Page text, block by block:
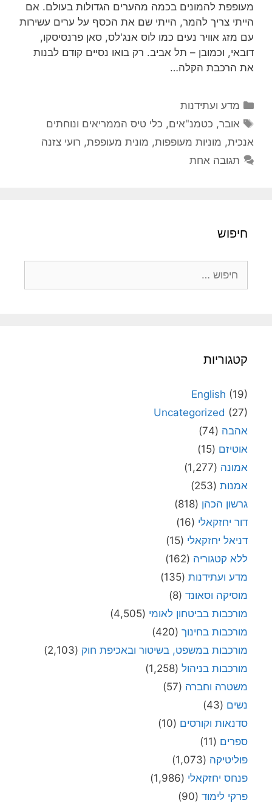
מעופפת להמונים בכמה מהערים הגדולות בעולם. אם
הייתי צריך להמר, הייתי שם את הכסף על ערים עשירות
עם מזג אוויר נעים כמו לוס אנג'לס, סאן פרנסיסקו,
דובאי, וכמובן – תל אביב. רק בואו נסיים קודם לבנות
את הרכבת הקלה…
קטגוריות
מדע ועתידנות
תגיות
אובר, כטמנ"אים, כלי טיס הממריאים ונוחתים
אנכית, מוניות מעופפות, מונית מעופפת, רועי צזנה
תגובה אחת
חיפוש
קטגוריות
English (19)
Uncategorized (27)
אהבה (74)
אוטיזם (15)
אמונה (1,277)
אמנות (253)
גרשון הכהן (818)
דור יחזקאלי (16)
דניאל יחזקאלי (15)
ללא קטגוריה (162)
מדע ועתידנות (135)
מוסיקה וסאונד (8)
מורכבות בביטחון לאומי (4,505)
מורכבות בחינוך (420)
מורכבות במשפט, בשיטור ובאכיפת חוק (2,103)
מורכבות בניהול (1,258)
משטרה וחברה (57)
נשים (43)
סדנאות וקורסים (10)
ספרים (11)
פוליטיקה (1,073)
פנחס יחזקאלי (1,986)
פרקי לימוד (90)